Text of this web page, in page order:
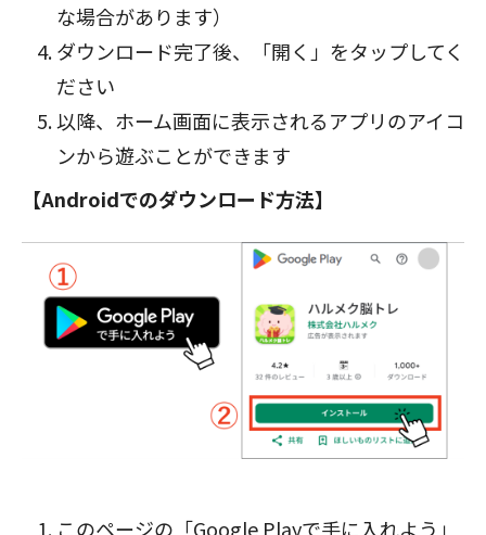
な場合があります）
ダウンロード完了後、「開く」をタップしてく
ださい
以降、ホーム画面に表示されるアプリのアイコ
ンから遊ぶことができます
【Androidでのダウンロード方法】
このページの「Google Playで手に入れよう」